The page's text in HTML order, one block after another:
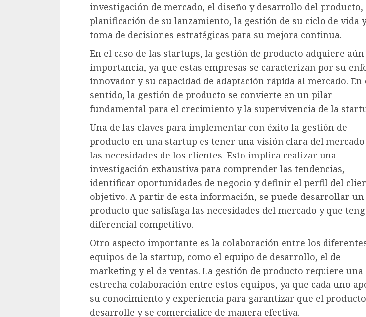
investigación de mercado, el diseño y desarrollo del producto,
planificación de su lanzamiento, la gestión de su ciclo de vida
toma de decisiones estratégicas para su mejora continua.
En el caso de las startups, la gestión de producto adquiere aún
importancia, ya que estas empresas se caracterizan por su
innovador y su capacidad de adaptación rápida al mercado. En
sentido, la gestión de producto se convierte en un pilar
fundamental para el crecimiento y la supervivencia de la
Una de las claves para implementar con éxito la gestión de
producto en una startup es tener una visión clara del mercado
las necesidades de los clientes. Esto implica realizar una
investigación exhaustiva para comprender las tendencias,
identificar oportunidades de negocio y definir el perfil del
objetivo. A partir de esta información, se puede desarrollar un
producto que satisfaga las necesidades del mercado y que
diferencial competitivo.
Otro aspecto importante es la colaboración entre los
equipos de la startup, como el equipo de desarrollo, el de
marketing y el de ventas. La gestión de producto requiere una
estrecha colaboración entre estos equipos, ya que cada uno
su conocimiento y experiencia para garantizar que el
desarrolle y se comercialice de manera efectiva.